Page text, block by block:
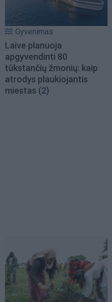
Gyvenimas
Laive planuoja
apgyvendinti 80
tūkstančių žmonių: kaip
atrodys plaukiojantis
miestas (2)